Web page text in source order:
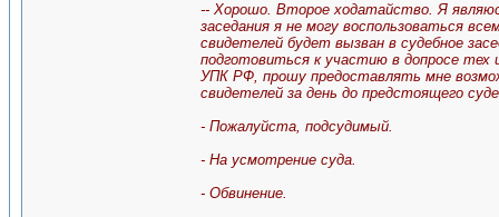
-- Хорошо. Второе ходатайство. Я
заседания я не могу воспользоваться
свидетелей будет вызван в судебное
подготовиться к участию в допросе тех
УПК РФ, прошу предоставлять мне
свидетелей за день до предстоящего
- Пожалуйста, подсудимый.
- На усмотрение суда.
- Обвинение.